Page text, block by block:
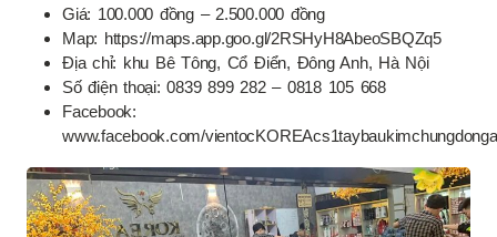
Giá: 100.000 đồng – 2.500.000 đồng
Map: https://maps.app.goo.gl/2RSHyH8AbeoSBQZq5
Địa chỉ: khu Bê Tông, Cổ Điển, Đông Anh, Hà Nội
Số điện thoại: 0839 899 282 – 0818 105 668
Facebook:
www.facebook.com/